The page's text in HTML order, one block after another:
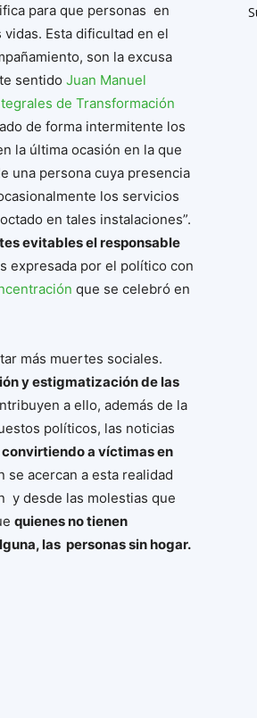
para que personas en
Esta dificultad en el
son la excusa
sentido Juan Manuel
de Transformación
de forma intermitente los
la última ocasión en la que
una persona cuya presencia
los servicios
en tales instalaciones”.
evitables el responsable
expresada por el político con
que se celebró en
más muertes sociales.
y estigmatización de las
a ello, además de la
políticos, las noticias
a víctimas en
acercan a esta realidad
y desde las molestias que
quienes no tienen
las personas sin hogar.